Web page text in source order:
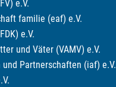
e.V.
familie (eaf) e.V.
e.V.
und Väter (VAMV) e.V.
Partnerschaften (iaf) e.V.